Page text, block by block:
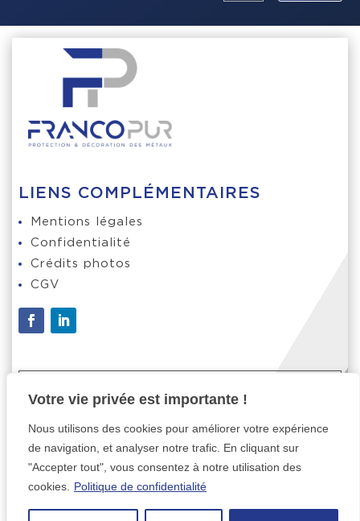
Votre vie privée est importante !
Nous utilisons des cookies pour améliorer votre expérience
de navigation, et analyser notre trafic. En cliquant sur
"Accepter tout", vous consentez à notre utilisation des
cookies.
Politique de confidentialité
LIENS COMPLÉMENTAIRES
Mentions légales
Confidentialité
Crédits photos
CGV

4 Rue du Trieu du Quesnoy, 59390
Toufflers

TELEPHONE
03 20 83 04 40